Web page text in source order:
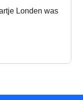
Londen was